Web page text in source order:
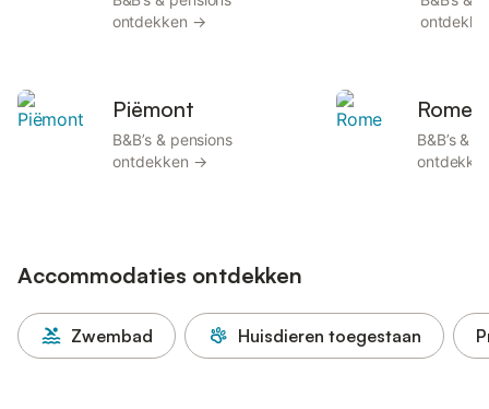
ontdekken →
Piëmont
B&B’s & pensions
ontdekken →
Rome
B&B’s &
Accommodaties ontdekken
Zwembad Huisdieren toegestaan